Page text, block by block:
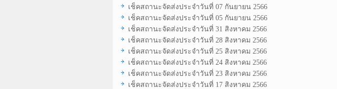
เช็คสถานะจัดส่งประจำวันที่ 07 กันยายน 2566
เช็คสถานะจัดส่งประจำวันที่ 05 กันยายน 2566
เช็คสถานะจัดส่งประจำวันที่ 31 สิงหาคม 2566
เช็คสถานะจัดส่งประจำวันที่ 28 สิงหาคม 2566
เช็คสถานะจัดส่งประจำวันที่ 25 สิงหาคม 2566
เช็คสถานะจัดส่งประจำวันที่ 24 สิงหาคม 2566
เช็คสถานะจัดส่งประจำวันที่ 23 สิงหาคม 2566
เช็คสถานะจัดส่งประจำวันที่ 17 สิงหาคม 2566